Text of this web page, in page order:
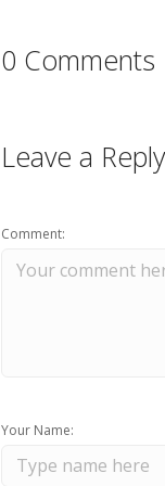
0 Comments
Leave a Reply
Comment:
Your Name: